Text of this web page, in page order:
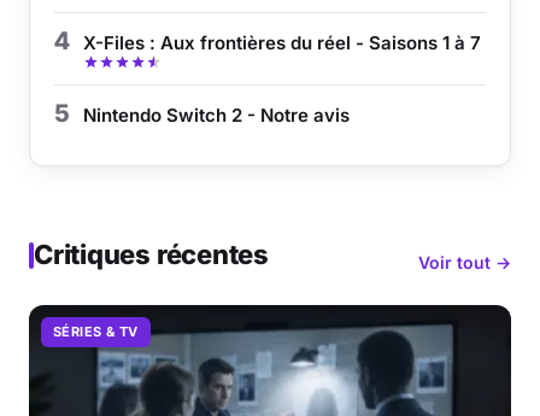
4 X-Files : Aux frontières du réel - Saisons 1 à 7
5 Nintendo Switch 2 - Notre avis
Critiques récentes Voir tout →
SÉRIES & TV